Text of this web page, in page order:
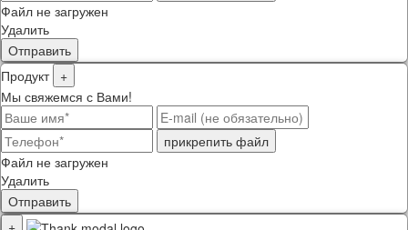
Файл не загружен
Удалить
Отправить
Продукт
+
Мы свяжемся с Вами!
прикрепить файл
Файл не загружен
Удалить
Отправить
+